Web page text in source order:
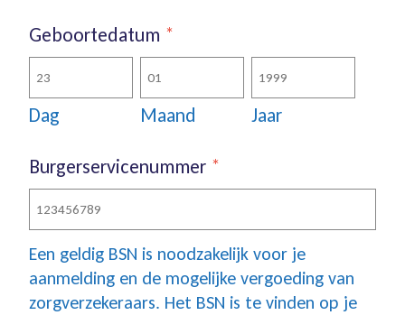
Geboortedatum *
Dag Maand Jaar
Burgerservicenummer *
Een geldig BSN is noodzakelijk voor je
aanmelding en de mogelijke vergoeding van
zorgverzekeraars. Het BSN is te vinden op je